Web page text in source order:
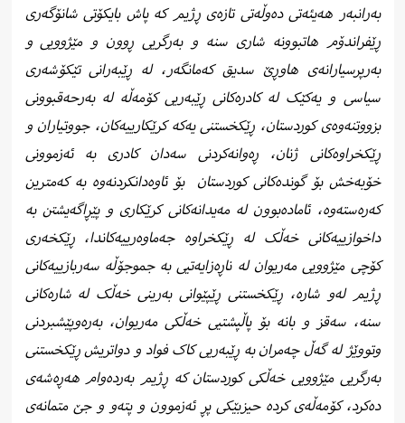
بەرانبەر هەیئەتی دەوڵەتی تازەی ڕژیم کە پاش بایکۆتی شانۆگەری
ڕێفراندۆم هاتبوونە شاری سنە و بەرگریی ڕوون و مێژوویی و
بەرپرسیارانەی هاوڕێ سدیق کەمانگەر، لە ڕێبەرانی تێکۆشەری
سیاسی و یەکێک لە کادرەکانی ڕێبەریی کۆمەڵە لە بەرحەقبوونی
بزووتنەوەی کوردستان، ڕێکخستنی یەکە کرێکارییەکان، جووتیاران و
ڕێکخراوەکانی ژنان، ڕەوانەکردنی سەدان کادری بە ئەزموونی
خۆبەخش بۆ گوندەکانی کوردستان بۆ ئاوەدانکردنەوە بە کەمترین
کەرەستەوە، ئامادەبوون لە مەیدانەکانی کرێکاری و پێڕاگەیشتن بە
داخوازییەکانی خەڵک لە ڕێکخراوە جەماوەرییەکاندا، ڕێکخەری
کۆچی مێژوویی مەریوان لە ناڕەزایەتیی بە جموجۆڵە سەربازییەکانی
ڕژیم لەو شارە، ڕێکخستنی ڕێپێوانی بەرینی خەڵک لە شارەکانی
سنە، سەقز و بانە بۆ پاڵپشتیی خەڵکی مەریوان، بەرەوپێشبردنی
وتووێژ لە گەڵ چەمران بە ڕێبەریی کاک فواد و دواتریش ڕێکخستنی
بەرگریی مێژوویی خەڵکی کوردستان کە ڕژیم بەردەوام هەڕەشەی
دەکرد، کۆمەڵەی کردە حیزبێکی پڕ ئەزموون و پتەو و جێ متمانەی